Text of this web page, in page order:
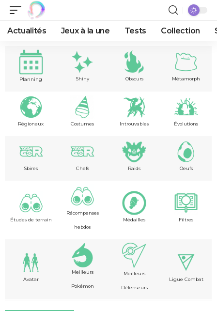
Actualités Jeux à la une Tests Collection
Planning Shiny Obscurs Métamorph
Régionaux Costumes Introuvables Évolutions
Sbires Chefs Raids Oeufs
Études de terrain
Récompenses
hebdos
Médailles Filtres
Avatar
Meilleurs
Pokémon
Meilleurs
Défenseurs
Ligue Combat